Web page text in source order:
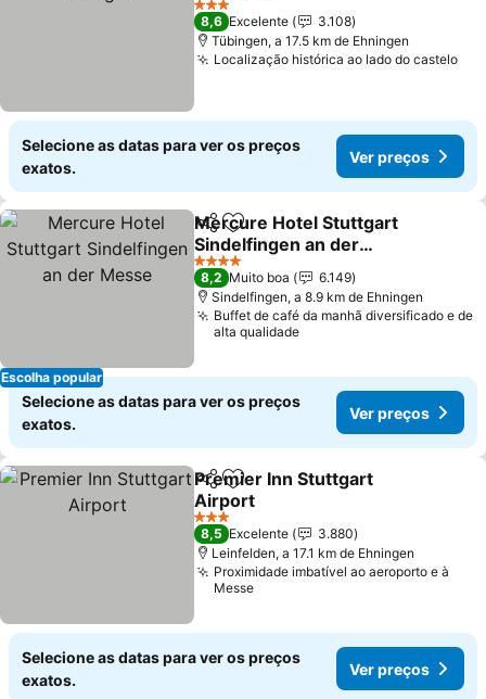
3 Estrelas
8,6 Excelente
3.108
Tübingen, a 17.5 km de Ehningen
Localização histórica ao lado do castelo
Selecione as datas para ver os preços
exatos.
Ver preços
Escolha popular
PartilharAdicionar aos favoritos
Mercure Hotel Stuttgart
Sindelfingen an der
Messe
4 Estrelas
8,2 Muito boa
6.149
Sindelfingen, a 8.9 km de Ehningen
Buffet de café da manhã diversificado e de
alta qualidade
Selecione as datas para ver os preços
exatos.
Ver preços
PartilharAdicionar aos favoritos
Premier Inn Stuttgart
Airport
3 Estrelas
8,5 Excelente
3.880
Leinfelden, a 17.1 km de Ehningen
Proximidade imbatível ao aeroporto e à
Messe
Selecione as datas para ver os preços
exatos.
Ver preços